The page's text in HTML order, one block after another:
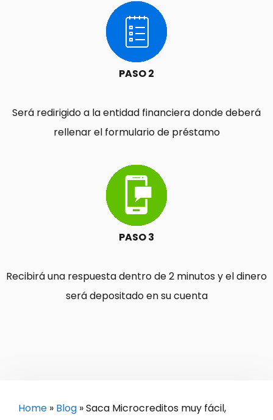
PASO 2
Será redirigido a la entidad financiera donde deberá
rellenar el formulario de préstamo
PASO 3
Recibirá una respuesta dentro de 2 minutos y el dinero
será depositado en su cuenta
Home » Blog »Saca Microcreditos muy fácil,